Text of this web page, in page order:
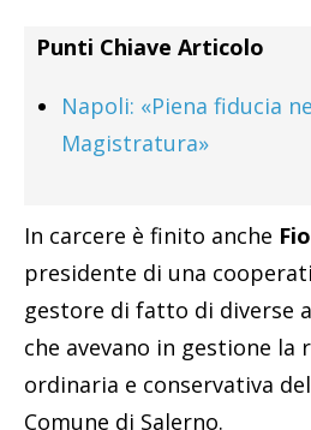
Punti Chiave Articolo
Napoli: «Piena fiducia
Magistratura»
In carcere è finito anche
presidente di una
gestore di fatto di diverse
che avevano in gestione la
ordinaria e conservativa
Comune di Salerno.